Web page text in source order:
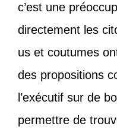
c’est une
directement les
us et coutumes
des propositions
l’exécutif sur de
permettre de